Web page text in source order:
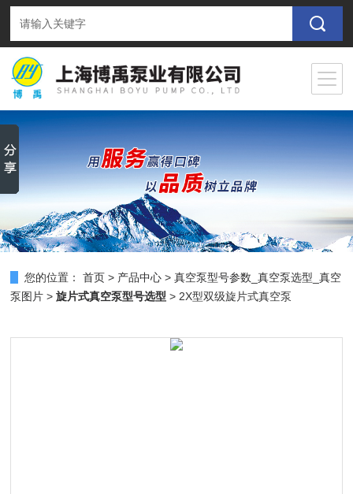
您的位置： 首页 > 产品中心 >真空泵型号参数_真空泵选型_真空
泵图片 >旋片式真空泵型号选型 > 2X型双级旋片式真空泵